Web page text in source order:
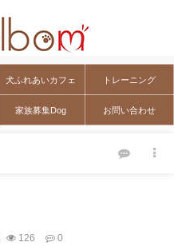
犬ふれあいカフェ トレーニング
家族募集Dog お問い合わせ
126 0